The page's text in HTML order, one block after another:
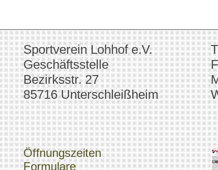
Sportverein Lohhof e.V.
Geschäftsstelle
Bezirksstr. 27
85716 Unterschleißheim
Öffnungszeiten
Formulare